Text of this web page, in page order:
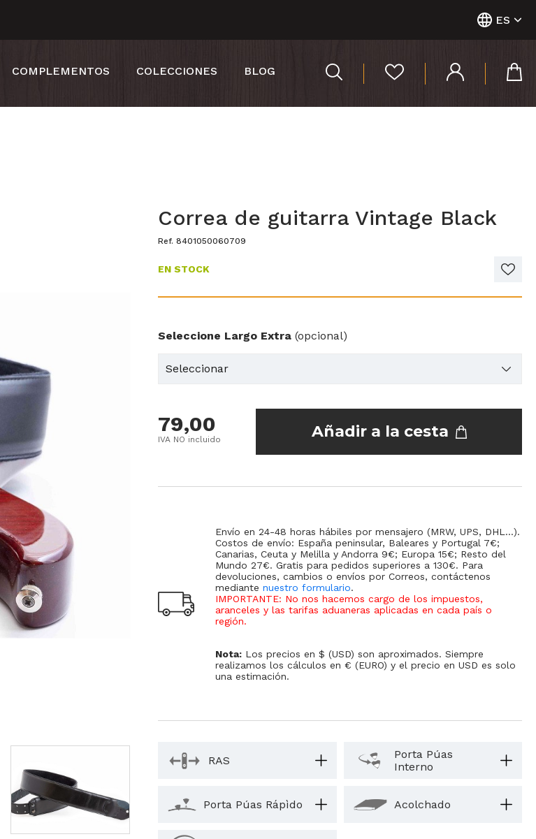
ES
COMPLEMENTOS COLECCIONES BLOG
Correa de guitarra Vintage Black
Ref. 8401050060709
EN STOCK
Seleccione Largo Extra (opcional)
79,00
IVA NO incluido Añadir a la cesta
Envío en 24-48 horas hábiles por mensajero (MRW, UPS, DHL...).
Costos de envío: España peninsular, Baleares y Portugal 7€;
Canarias, Ceuta y Melilla y Andorra 9€; Europa 15€; Resto del
Mundo 27€. Gratis para pedidos superiores a 130€. Para
devoluciones, cambios o envíos por Correos, contáctenos
mediantenuestro formulario.
IMPORTANTE: No nos hacemos cargo de los impuestos,
aranceles y las tarifas aduaneras aplicadas en cada país o
región.
Nota: Los precios en $ (USD) son aproximados. Siempre
realizamos los cálculos en € (EURO) y el precio en USD es solo
una estimación.
RAS
Porta Púas
Interno
Porta Púas Rápìdo Acolchado